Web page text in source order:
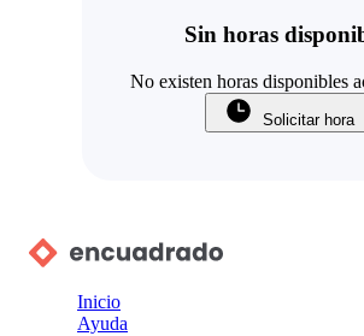
Sin horas
No existen horas disponibles
Solicitar hora
Inicio
Ayuda